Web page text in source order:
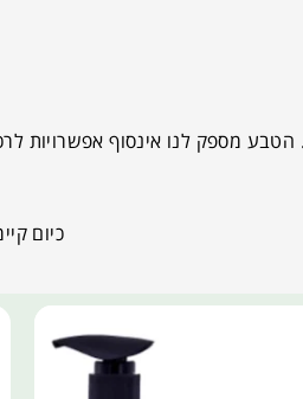
הטבע מספק לנו אינסוף אפשרויות
כיום